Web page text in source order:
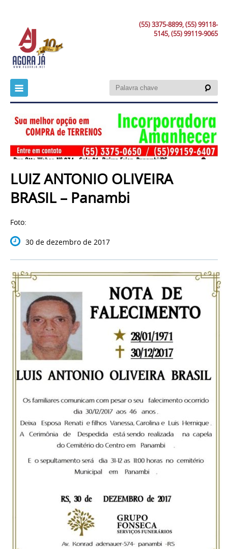
(55) 3375-8899, (55) 99118-
5145, (55) 99119-9065
LUIZ ANTONIO OLIVEIRA
BRASIL – Panambi
Foto:
30 de dezembro de 2017